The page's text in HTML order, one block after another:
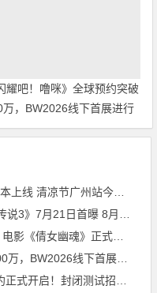
耀吧！噜咪》全球预约突破
万，BW2026线下首展进行
清凉节广州站今日启幕
日首曝 8月27日首测开启招募
《倩女幽魂》正式开启
BW2026线下首展进行中
启！封闭测试招募同步启动